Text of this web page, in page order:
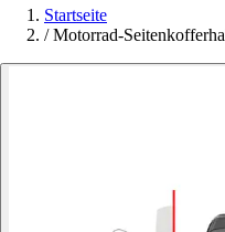
Startseite
/ Motorrad-